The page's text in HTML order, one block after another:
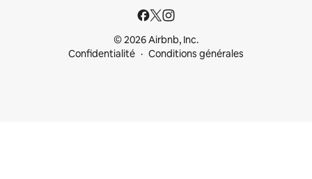
© 2026 Airbnb, Inc.
Confidentialité
Conditions générales